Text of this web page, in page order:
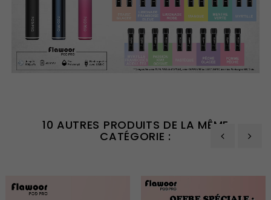
10 AUTRES PRODUITS DE LA MÊME
CATÉGORIE :